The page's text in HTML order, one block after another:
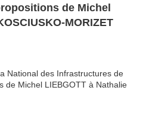
de Michel
MORIZET